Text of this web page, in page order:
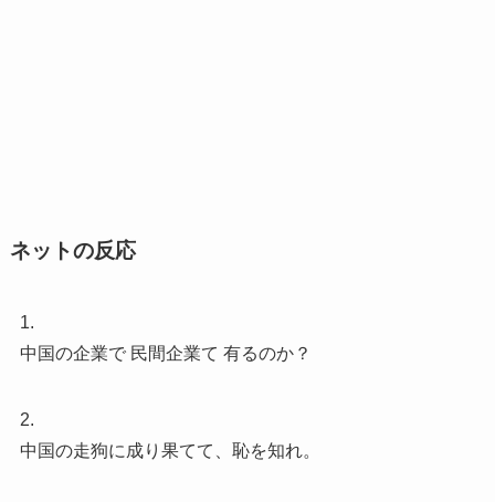
ネットの反応
1.
中国の企業で 民間企業て 有るのか？
2.
中国の走狗に成り果てて、恥を知れ。